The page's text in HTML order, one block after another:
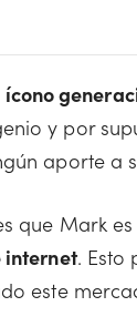
ícono
y por
aporte a
que Mark es
internet. Esto
este